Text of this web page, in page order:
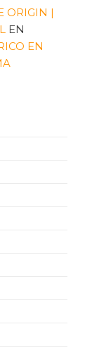
ORIGIN |
EN
EN